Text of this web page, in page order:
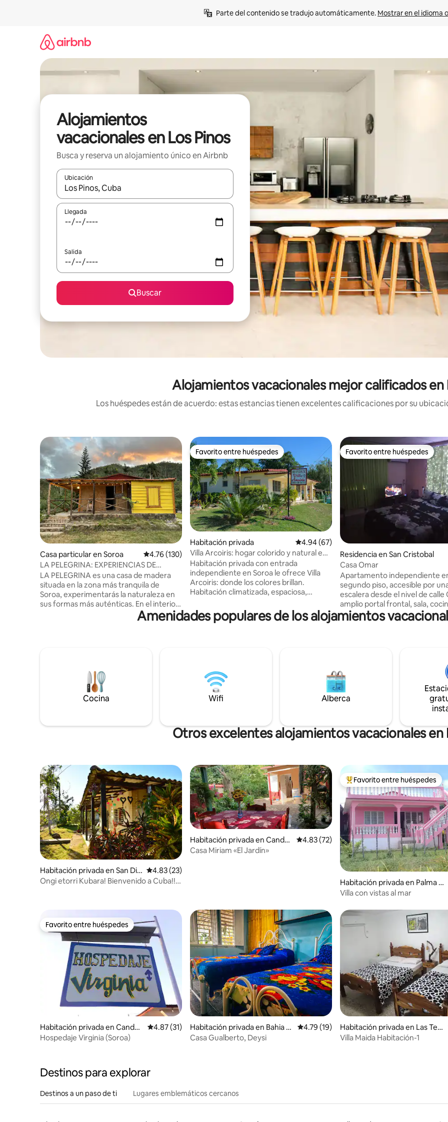
Parte del contenido se tradujo automáticamente. Mostrar en el idioma
Alojamientos
vacacionales en Los Pinos
Busca y reserva un alojamiento único en Airbnb
Ubicación
Cuando los resultados estén disponibles, podrás navegar usando las teclas de las flechas hacia arriba y hacia abajo, o
Llegada
Salida
Buscar
Alojamientos vacacionales mejor calificados en
Los huéspedes están de acuerdo: estas estancias tienen excelentes calificaciones por su
Casa particular en Soroa Calificación promedio: 4.76 de 5; 130 evaluaciones
4.76 (130)
LA PELEGRINA: EXPERIENCIAS DE
AUTENTICIDAD QUE PASAN
DESAPERCIBIDAS
LA PELEGRINA es una casa de madera
situada en la zona más tranquila de
Soroa, experimentarás la naturaleza en
sus formas más auténticas. En el interior
es como una galería de arte, las pinturas
realizadas por el famoso artista cubano
para conectarse con la naturaleza y junto
a esta es nuestra zona de Rancho para
nuestro hermoso pueblo de Soroa en la
Favorito entre huéspedes
Favorito entre huéspedes
Habitación privada Calificación promedio: 4.94 de 5; 67
4.94 (67)
Villa Arcoiris: hogar colorido y natural en
Soroa
Habitación privada con entrada
independiente en Soroa le ofrece Villa
Arcoiris: donde los colores brillan.
Habitación climatizada, espaciosa,
todos los servicios listos para hacer su
descanso más agradable. Además (por
lavandería, taxis, senderismo
especializado con guía y parqueo
espacioso.
Favorito entre huéspedes
Favorito entre huéspedes
Residencia en San Cristobal
Casa Omar
Apartamento independiente
segundo piso, accesible por
escalera desde el nivel de calle Consta de
amplio portal frontal, sala,
equipada, habitación
completo y terraza posterior al
streaming, refrigeradora, y
celulares y laptops. Ambiente amigable y
seguro en el área urbana de
Cristóbal, que cumplira sus
Amenidades populares de los alojamientos
Cocina Wifi Alberca
Otros excelentes alojamientos vacacionales en
Habitación privada en San Die
go de los Baños
Calificación promedio: 4.83 de 5; 23 evaluaciones
4.83 (23)
Ongi etorri Kubara! Bienvenido a Cuba!!
Habitación privada en Candel
aria
Calificación promedio: 4.83 de 5; 72
4.83 (72)
Casa Miriam «El Jardín»
De los mejores en Favorito
Favorito entre huéspedes
Habitación privada en Palma R
ubia
Villa con vistas al mar
Favorito entre huéspedes
Favorito entre huéspedes
Habitación privada en Candel
aria
Calificación promedio: 4.87 de 5; 31 evaluaciones
4.87 (31)
Hospedaje Virginia (Soroa)
Habitación privada en Bahia H
onda
Calificación promedio: 4.79 de 5; 19
4.79 (19)
Casa Gualberto, Deysi
Habitación privada en Las Terr
azas
Villa Maida Habitación-1
Destinos para explorar
Destinos a un paso de ti Lugares emblemáticos cercanos